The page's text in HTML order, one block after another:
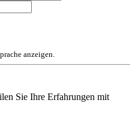
anzeigen.
Sie Ihre Erfahrungen mit